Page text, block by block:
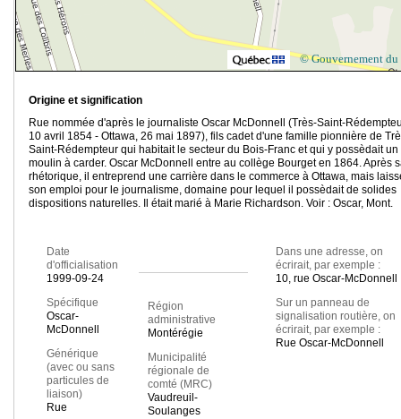
© Gouvernement du
Origine et signification
Rue nommée d'après le journaliste Oscar McDonnell (Très-Saint-
10 avril 1854 - Ottawa, 26 mai 1897), fils cadet d'une famille pionnière de
Saint-Rédempteur qui habitait le secteur du Bois-Franc et qui y possèdait un
moulin à carder. Oscar McDonnell entre au collège Bourget en 1864. Après
rhétorique, il entreprend une carrière dans le commerce à Ottawa, mais
son emploi pour le journalisme, domaine pour lequel il possèdait de solides
dispositions naturelles. Il était marié à Marie Richardson. Voir : Oscar, Mont.
Date
d'officialisation
1999-09-24
Spécifique
Oscar-
McDonnell
Générique
(avec ou sans
particules de
liaison)
Rue
Région
administrative
Montérégie
Municipalité
régionale de
comté (MRC)
Vaudreuil-
Soulanges
Dans une adresse, on
écrirait, par exemple :
10, rue Oscar-McDonnell
Sur un panneau de
signalisation routière, on
écrirait, par exemple :
Rue Oscar-McDonnell